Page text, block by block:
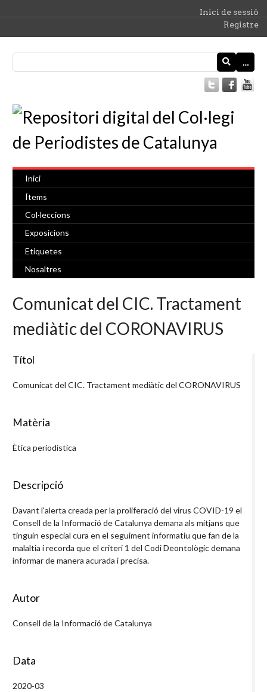
Inici de sessió
Registre
…
Inici
Ítems
Col·leccions
Exposicions
Etiquetes
Nosaltres
Comunicat del CIC. Tractament
mediàtic del CORONAVIRUS
Títol
Comunicat del CIC. Tractament mediàtic del CORONAVIRUS
Matèria
Ètica periodística
Descripció
Davant l'alerta creada per la proliferació del virus COVID-19 el
Consell de la Informació de Catalunya demana als mitjans que
tinguin especial cura en el seguiment informatiu que fan de la
malaltia i recorda que el criteri 1 del Codi Deontològic demana
informar de manera acurada i precisa.
Autor
Consell de la Informació de Catalunya
Data
2020-03